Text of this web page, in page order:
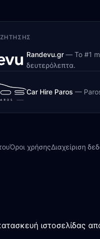
Randevu.gr — Το #1
δευτερόλεπτα.
Car Hire Paros —
Όροι χρήσηςΔιαχείριση
ιστοσελίδας